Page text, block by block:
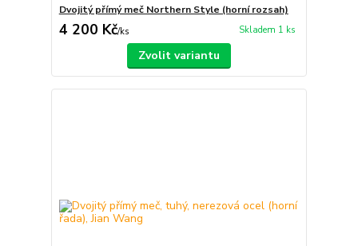
Dvojitý přímý meč Northern Style (horní rozsah)
4 200 Kč/ks Skladem 1 ks
Zvolit variantu